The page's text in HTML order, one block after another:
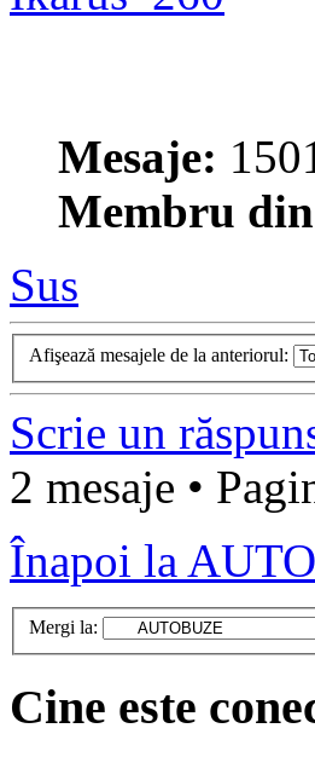
Mesaje:
Membru
Sus
Afişează mesajele de la anteriorul:
Scrie un
2 mesaje •
Înapoi la
Mergi la:
Cine este